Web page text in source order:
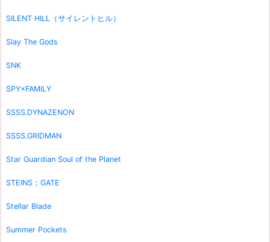
SILENT HILL（サイレントヒル）
Slay The Gods
SNK
SPY×FAMILY
SSSS.DYNAZENON
SSSS.GRIDMAN
Star Guardian Soul of the Planet
STEINS；GATE
Stellar Blade
Summer Pockets